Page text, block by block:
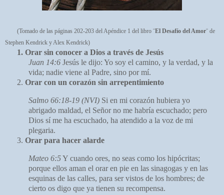
(Tomado de las páginas 202-203 del Apéndice 1 del libro ¨El Desafío del Amor¨ de
Stephen Kendrick y Alex Kendrick)
1. Orar sin conocer a Dios a través de Jesús
Juan 14:6 Jesús le dijo: Yo soy el camino, y la verdad, y la
vida; nadie viene al Padre, sino por mí.
Orar con un corazón sin arrepentimiento
Salmo 66:18-19 (NVI) Si en mi corazón hubiera yo
abrigado maldad, el Señor no me habría escuchado; pero
Dios sí me ha escuchado, ha atendido a la voz de mi
plegaria.
Orar para hacer alarde
Mateo 6:5Y cuando ores, no seas como los hipócritas;
porque ellos aman el orar en pie en las sinagogas y en las
esquinas de las calles, para ser vistos de los hombres; de
cierto os digo que ya tienen su recompensa.